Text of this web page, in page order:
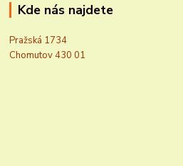
Kde nás najdete
Pražská 1734
Chomutov 430 01